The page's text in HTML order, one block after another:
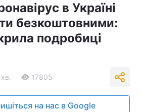
в Україні
безкоштовними:
подробиці
хв. 17805
на нас в Google